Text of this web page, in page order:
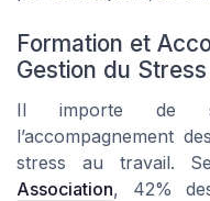
Formation et
Gestion du Stress
Il importe de
l’accompagnement
stress au travail.
Association, 42%